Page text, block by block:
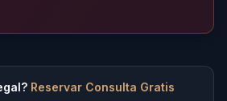
Reservar Consulta Gratis